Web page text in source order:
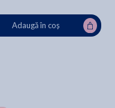
Adaugă în coș